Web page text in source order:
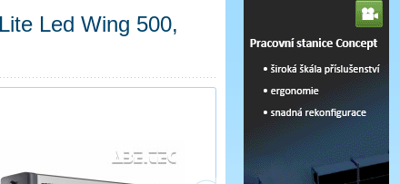
Led Wing 500,